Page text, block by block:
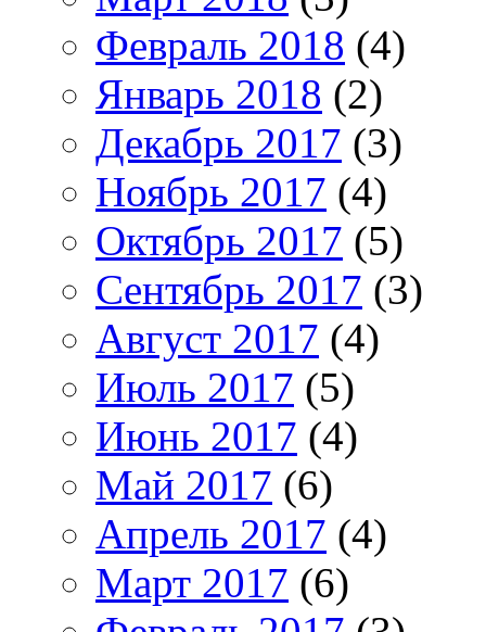
Февраль 2018 (4)
Январь 2018 (2)
Декабрь 2017 (3)
Ноябрь 2017 (4)
Октябрь 2017 (5)
Сентябрь 2017 (3)
Август 2017 (4)
Июль 2017 (5)
Июнь 2017 (4)
Май 2017 (6)
Апрель 2017 (4)
Март 2017 (6)